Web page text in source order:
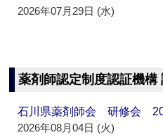
2026年07月29日 (水)
薬剤師認定制度認証機
石川県薬剤師会 研修会
2026年08月04日 (火)